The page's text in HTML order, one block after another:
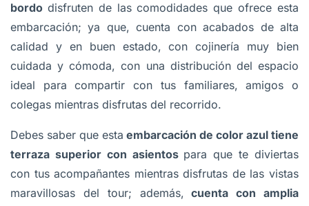
bordo disfruten de las comodidades que ofrece esta
embarcación; ya que, cuenta con acabados de alta
calidad y en buen estado, con cojinería muy bien
cuidada y cómoda, con una distribución del espacio
ideal para compartir con tus familiares, amigos o
colegas mientras disfrutas del recorrido.
Debes saber que esta embarcación de color azul tiene
terraza superior con asientos para que te diviertas
con tus acompañantes mientras disfrutas de las vistas
maravillosas del tour; además, cuenta con amplia